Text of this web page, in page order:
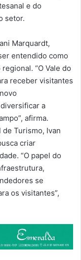
e do
setor.
Marquardt,
entendido como
“O Vale do
receber visitantes
a
afirma.
Turismo, Ivan
criar
“O papel do
se
os visitantes”,